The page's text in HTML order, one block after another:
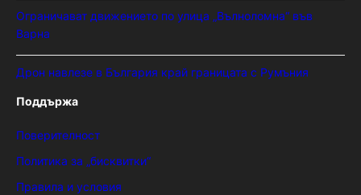
Ограничават движението по улица „Вълноломна“ във
Варна
Дрон навлезе в България край границата с Румъния
Поддържа
Поверителност
Политика за „бисквитки“
Правила и условия